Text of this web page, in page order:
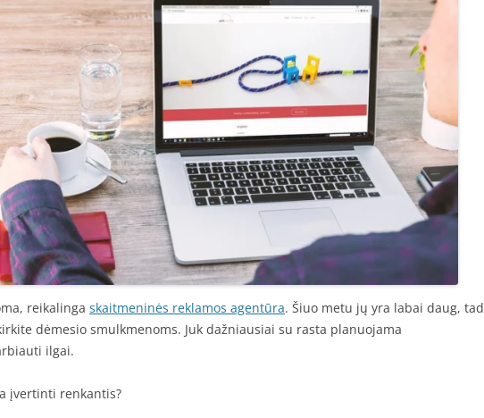
reikalinga skaitmeninės reklamos agentūra. Šiuo metu jų yra labai daug, tad
dėmesio smulkmenoms. Juk dažniausiai su rasta planuojama
ilgai.
įvertinti renkantis?